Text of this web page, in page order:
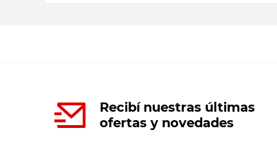
Recibí nuestras últimas
ofertas y novedades